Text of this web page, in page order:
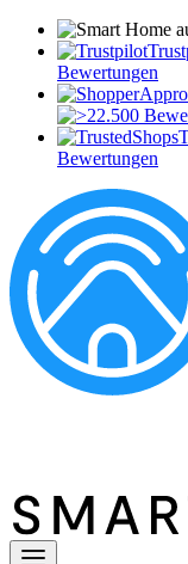
Bewertungen
Bewertungen